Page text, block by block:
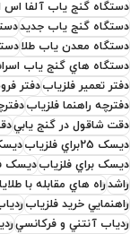
دستگاه گنج ياب آلفا اس
دستگاه گنج ياب جديد
دستگاه معدن ياب طلا
دستگاه هاي گنج ياب
دفتر تعمير فلزيابدفتر
دفترچه راهنما فلزياب
دقت شاقول در گنج يابي
ديسک 25براي فلزياب
ديسک 35 براي
ديسک براي فلزيابديسک
راشدراه هاي مقابله با
راهنمايي خريد فلزياب
ردياب آنتني و فرکانسي